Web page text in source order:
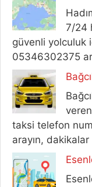
7/24
güvenli yolculuk
05346302375
taksi telefon
arayın,